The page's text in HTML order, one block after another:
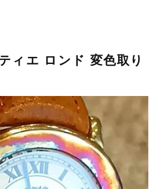
ィエ ロンド 変色取り